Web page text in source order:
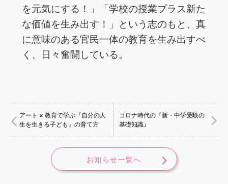
を元気にする！」「学校の授業プラス新た
な価値を生み出す！」という志のもと、真
に意味のある官民一体の教育を生み出すべ
く、日々奮闘している。
アート × 教育で学ぶ『自分の人
生を生きる子ども』の育て方
コロナ時代の『新・中学受験の
基礎知識』
お知らせ一覧へ